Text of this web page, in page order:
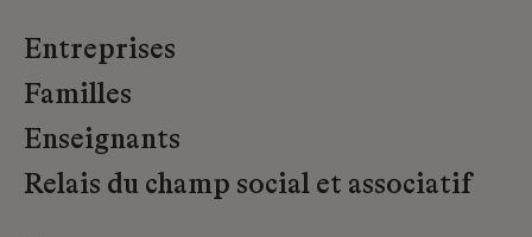
Entreprises
Familles
Enseignants
Relais du champ social et associatif